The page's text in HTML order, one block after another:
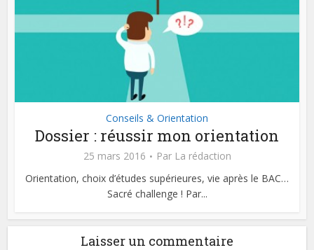
Conseils & Orientation
Dossier : réussir mon orientation
25 mars 2016 Par La rédaction
Orientation, choix d’études supérieures, vie après le BAC…
Sacré challenge ! Par...
Laisser un commentaire